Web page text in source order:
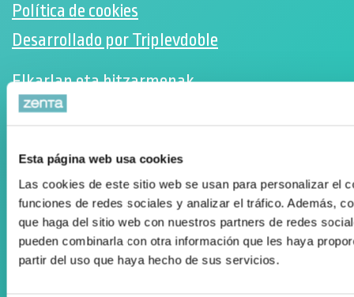
Esta página web usa cookies
Las cookies de este sitio web se usan para personalizar el
funciones de redes sociales y analizar el tráfico. Además,
que haga del sitio web con nuestros partners de redes
pueden combinarla con otra información que les haya
partir del uso que haya hecho de sus servicios.
Política de cookies
Desarrollado por Triplevdoble
Elkarlan eta hitzarmenak
Diru-laguntzen kudeaketan aholkularitza
Facebook
Instagram
ORTOPEDIA ZENTA
Aguila Eraikina - Errekalde, 59